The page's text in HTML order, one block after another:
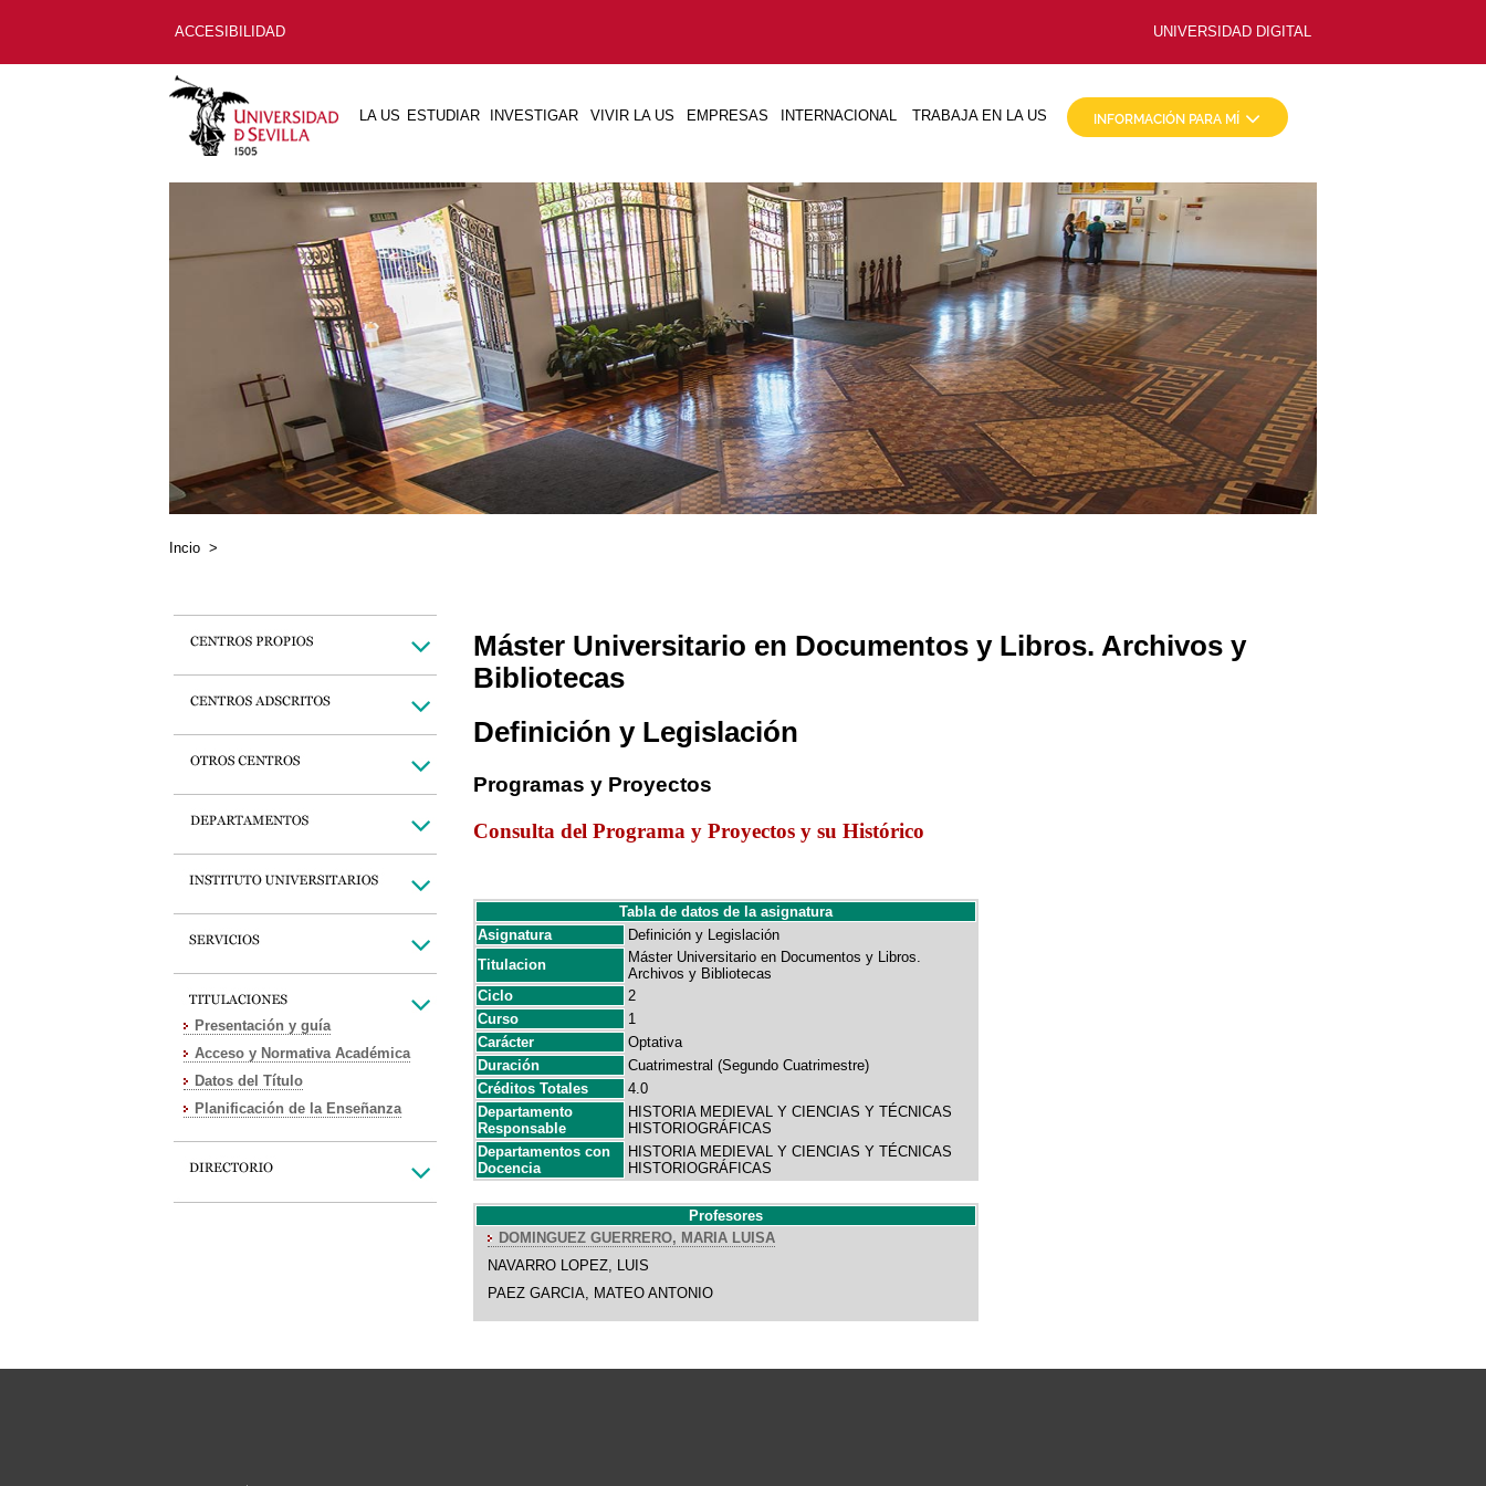
ACCESIBILIDAD UNIVERSIDAD DIGITAL
LA US ESTUDIAR INVESTIGAR VIVIR LA US EMPRESAS INTERNACIONAL TRABAJA EN LA US
Incio >
Presentación y guía
Acceso y Normativa Académica
Datos del Título
Planificación de la Enseñanza
Máster Universitario en Documentos y Libros. Archivos y
Bibliotecas
Definición y Legislación
Programas y Proyectos
Consulta del Programa y Proyectos y su Histórico
Tabla de datos de la asignatura
Asignatura
Definición y Legislación
Titulacion
Máster Universitario en Documentos y Libros.
Archivos y Bibliotecas
Ciclo
2
Curso
1
Carácter
Optativa
Duración
Cuatrimestral (Segundo Cuatrimestre)
Créditos Totales
4.0
Departamento
Responsable
HISTORIA MEDIEVAL Y CIENCIAS Y TÉCNICAS
HISTORIOGRÁFICAS
Departamentos con
Docencia
HISTORIA MEDIEVAL Y CIENCIAS Y TÉCNICAS
HISTORIOGRÁFICAS
Profesores
DOMINGUEZ GUERRERO, MARIA LUISA
NAVARRO LOPEZ, LUIS
PAEZ GARCIA, MATEO ANTONIO